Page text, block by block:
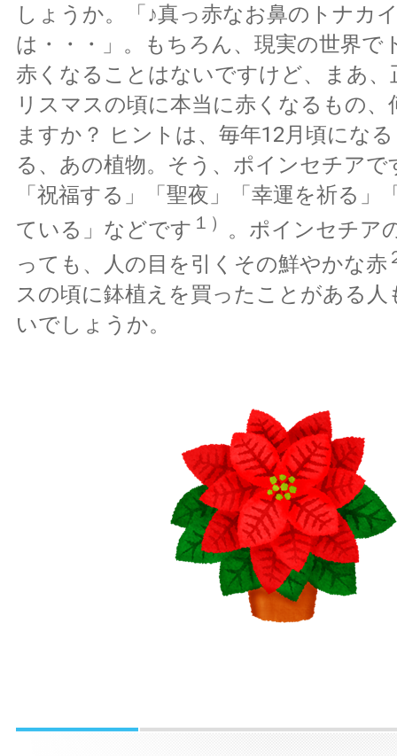
しょうか。「♪真っ赤なお鼻のトナカ
は・・・」。もちろん、現実の世界で
赤くなることはないですけど、まあ、
リスマスの頃に本当に赤くなるもの、
ますか？ ヒントは、毎年12月頃にな
る、あの植物。そう、ポインセチアで
「祝福する」「聖夜」「幸運を祈る」
ている」などです １）
。ポインセチア
っても、人の目を引くその鮮やかな赤
スの頃に鉢植えを買ったことがある人
いでしょうか。